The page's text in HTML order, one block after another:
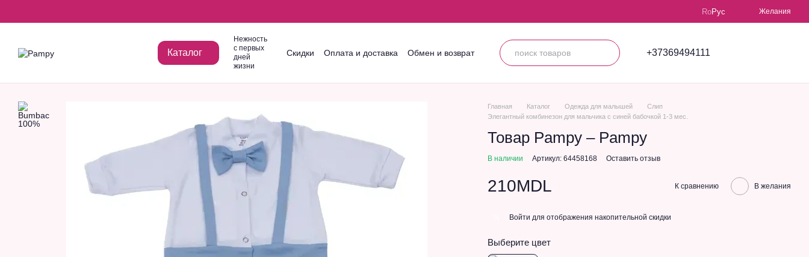
RoРус Желания
Каталог
Нежность
с первых
дней
жизни
Скидки Оплата и доставка
Обмен и возврат
+37369494111
Главная Каталог Одежда для малышей
Слип
Элегантный комбинезон для мальчика с синей бабочкой 1-3 мес.
Товар Pampy – Pampy
В наличии Артикул: 64458168 Оставить отзыв
210MDL К сравнению В желания
Войти для отображения накопительной скидки
Выберите цвет